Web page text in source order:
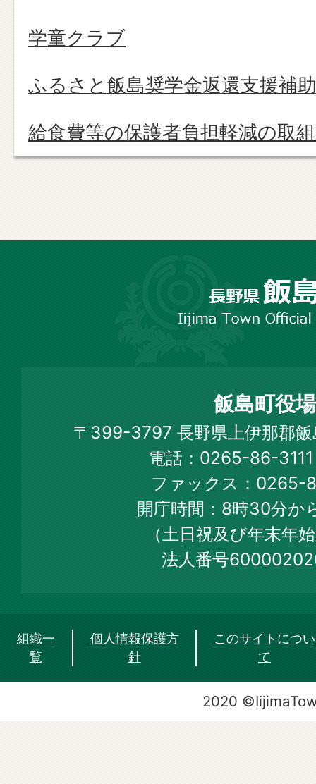
学童クラブ
ふるさと飯島奨学金返還支援補
給食費等の保護者負担軽減の取
Town
Official
Web
Site
飯島町役場
〒399-3797 長野県上伊那郡
電話：0265-86-
ファックス：0265-
開庁時間：8時30分か
（土日祝及び年末年
法人番号
組織一
覧
個人情報保護方
針
このサイトについ
て
2020